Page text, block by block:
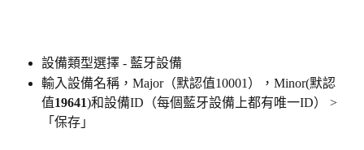
設備類型選擇 - 藍牙設備
輸入設備名稱，Major（默認值10001），Minor(默認
值19641)和設備ID（每個藍牙設備上都有唯一ID） >
「保存」